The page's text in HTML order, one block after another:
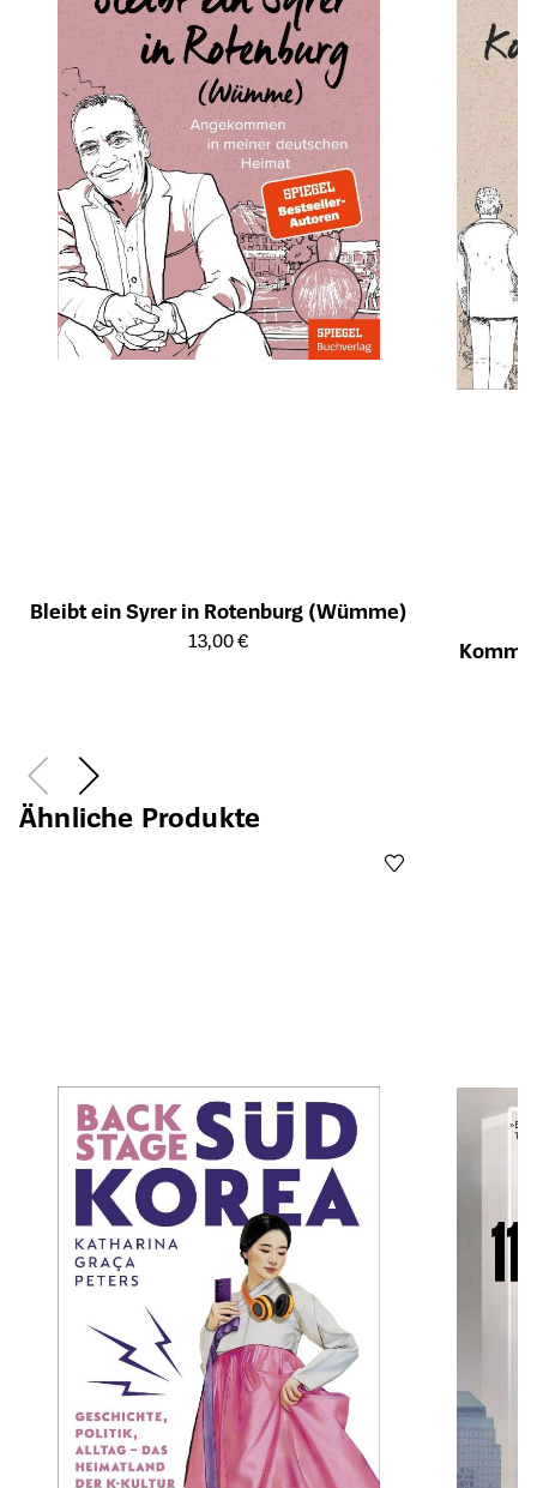
Bleibt ein Syrer in Rotenburg (Wümme)
Öffnet die Detailseite des Produkts
13,00 € Kommt
Ähnliche Produkte